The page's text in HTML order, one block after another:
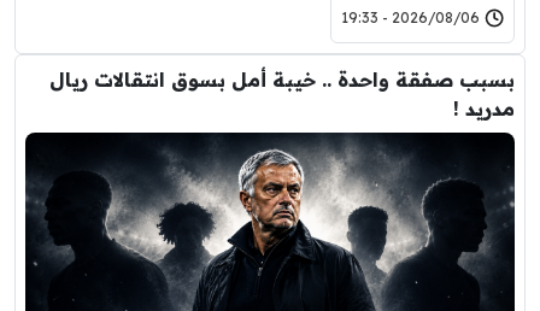
2026/08/06 - 19:33
بسبب صفقة واحدة .. خيبة أمل بسوق انتقالات ريال
مدريد !